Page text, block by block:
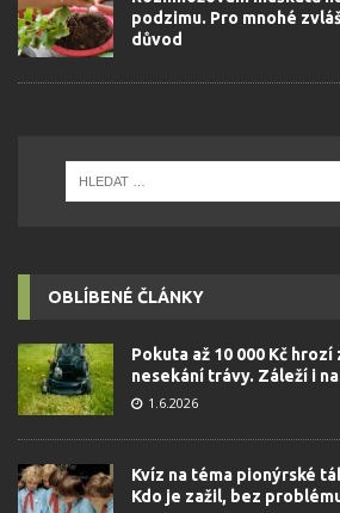
podzimu. Pro mnohé
důvod
OBLÍBENÉ ČLÁNKY
Pokuta až 10 000 Kč
nesekání trávy. Záleží i
1.6.2026
Kvíz na téma pionýrské
Kdo je zažil, bez